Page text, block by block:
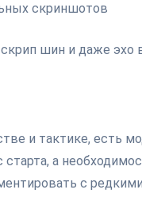
скриншотов
шин и даже эхо
и тактике, есть
а
с